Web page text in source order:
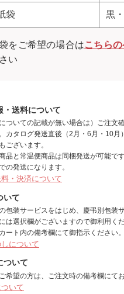
袋 黒
をご希望の場合はこちら
い
・送料について
についての記載が無い場合は）ご注文
カタログ発送直後（2月・6月・10月
ございます。
品と常温便商品は同梱発送が可能で
の発送になります。
・決済について
いて
包装サービスをはじめ、慶弔別包装
は選択欄がございますので御利用く
ート内の備考欄にて御指示ください。
について
ついて
希望の方は、ご注文時の備考欄にて
いて